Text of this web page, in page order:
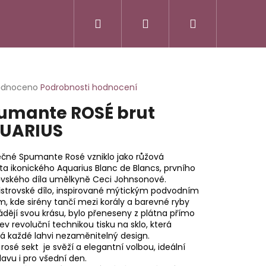
Přihlášení
Podrobnosti hodnocení
ROSÉ brut
Spumante Rosé vzniklo jako růžová
ikonického Aquarius Blanc de Blancs, prvního
díla umělkyně Ceci Johnsonové.
dílo, inspirované mýtickým podvodním
kde sirény tančí mezi korály a barevné ryby
svou krásu,bylo přeneseny z plátna přímo
revoluční technikou tisku na sklo, která
každé lahvi nezaměnitelný design.
sekt je svěží a elegantní volbou, ideální
i pro všední den.
ITALIANO